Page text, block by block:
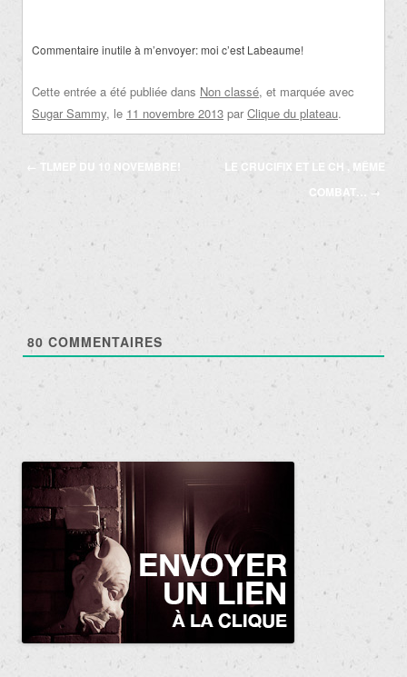
Commentaire inutile à m’envoyer: moi c’est Labeaume!
Cette entrée a été publiée dans Non classé, et marquée avec
Sugar Sammy, le 11 novembre 2013 par Clique du plateau.
Navigation
des
← TLMEP DU 10 NOVEMBRE!
LE CRUCIFIX ET LE CH , MÊME
COMBAT… →
80 COMMENTAIRES